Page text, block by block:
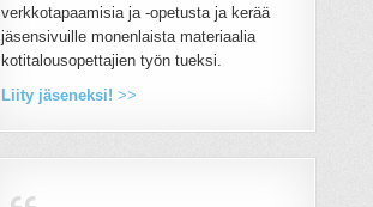
verkkotapaamisia ja -opetusta ja kerää
jäsensivuille monenlaista materiaalia
kotitalousopettajien työn tueksi.
Liity jäseneksi! >>